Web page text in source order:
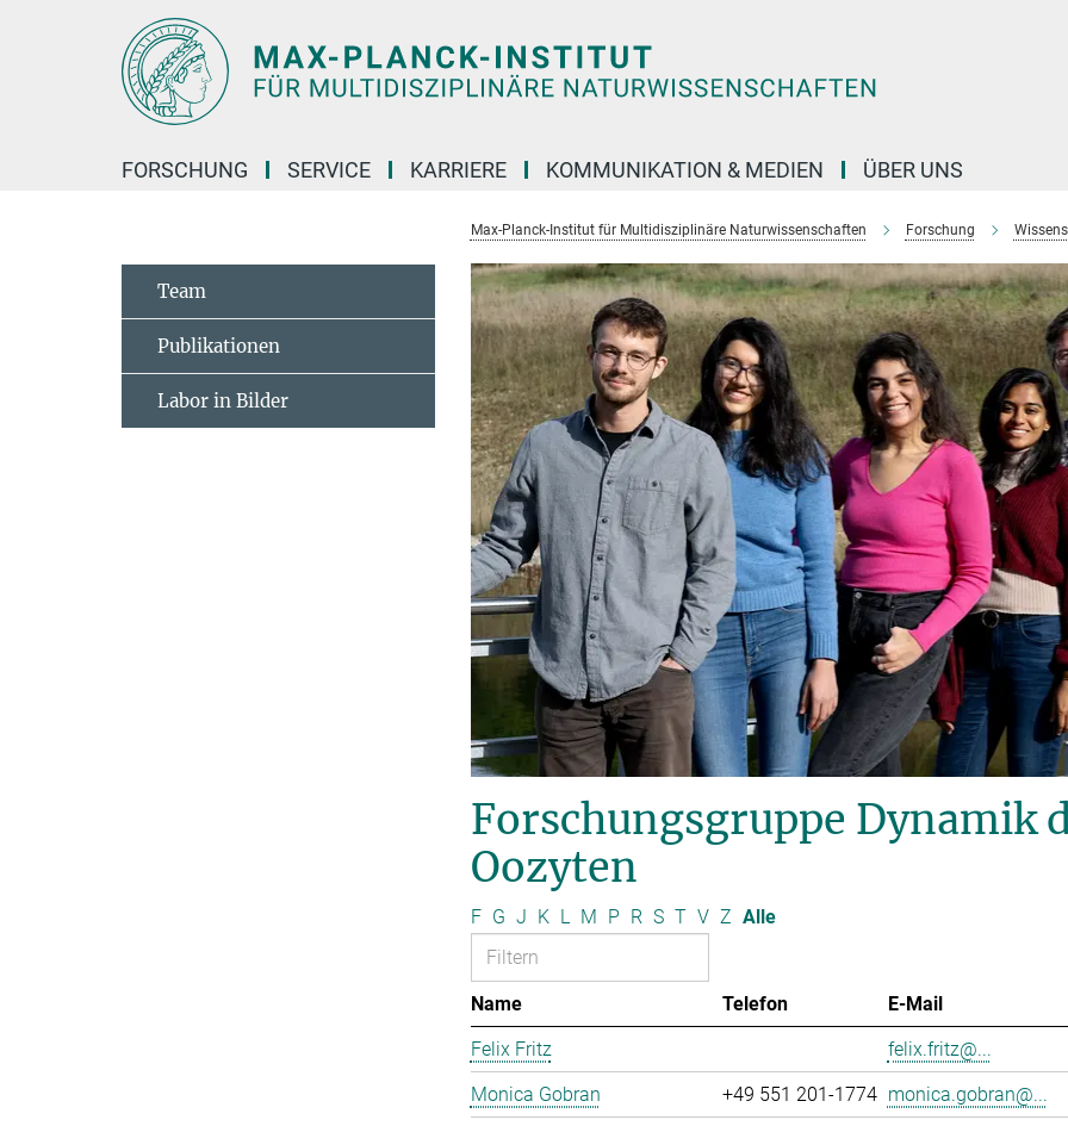
FORSCHUNG SERVICE KARRIERE KOMMUNIKATION & MEDIEN ÜBER UNS
Max-Planck-Institut für Multidisziplinäre Naturwissenschaften Forschung
Forschungsgruppe Dynamik
Oozyten
F G J K L M P R S T V Z Alle
Name Telefon
E-Mail
Felix Fritz
felix.fritz@...
Monica Gobran
+49 551 201-1774 monica.gobran@...
Team
Publikationen
Labor in Bilder